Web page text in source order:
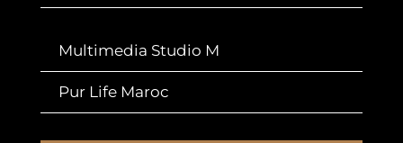
Multimedia Studio M
Pur Life Maroc